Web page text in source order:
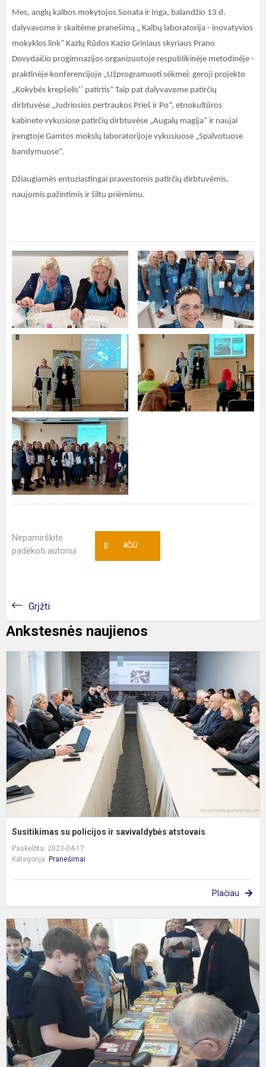
Mes, anglų kalbos mokytojos Sonata ir Inga, balandžio 13 d.
dalyvavome ir skaitėme pranešimą „ Kalbų laboratorija - inovatyvios
mokyklos link“ Kazlų Rūdos Kazio Griniaus skyriaus Prano
Dovydaičio progimnazijos organizuotoje respublikinėje metodinėje -
praktinėje konferencijoje „Užprogramuoti sėkmei: geroji projekto
„Kokybės krepšelis‘‘ patirtis“ Taip pat dalyvavome patirčių
dirbtuvėse „Judriosios pertraukos Prieš ir Po“, etnokultūros
kabinete vykusiose patirčių dirbtuvėse „Augalų magija“ ir naujai
įrengtoje Gamtos mokslų laboratorijoje vykusiuose „Spalvotuose
bandymuose“.
Džiaugiamės entuziastingai pravestomis patirčių dirbtuvėmis,
naujomis pažintimis ir šiltu priėmimu.
Nepamirškite
padėkoti autoriui
AČIŪ
0
Grįžti
Ankstesnės naujienos
Susitikimas su policijos ir savivaldybės atstovais
Paskelbta: 2023-04-17
Kategorija: Pranešimai
Plačiau